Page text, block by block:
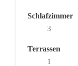
Schlafzimmer
3
Terrassen
1